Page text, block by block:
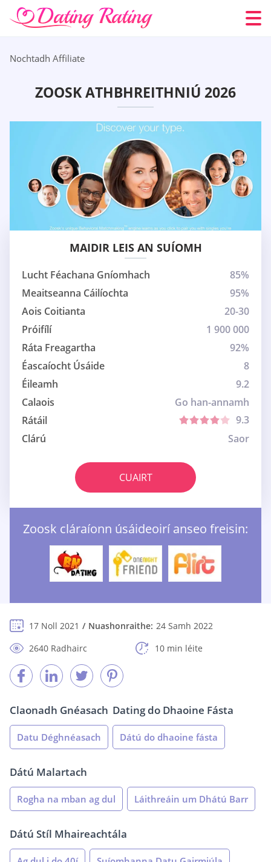
Nochtadh Affiliate
ZOOSK ATHBHREITHNIÚ 2026
MAIDIR LEIS AN SUÍOMH
Lucht Féachana Gníomhach
85%
Meaitseanna Cáilíochta
95%
Aois Coitianta
20-30
Próifílí
1 900 000
Ráta Freagartha
92%
Éascaíocht Úsáide
8
Éileamh
9.2
Calaois
Go han-annamh
Rátáil
9.3
Clárú
Saor
CUAIRT
Zoosk cláraíonn úsáideoirí anseo freisin:
17 Noll 2021 Nuashonraithe: 24 Samh 2022
2640 Radhairc
10 min léite
Claonadh Gnéasach
Datu Déghnéasach
Dating do Dhaoine Fásta
Dátú do dhaoine fásta
Dátú Malartach
Rogha na mban ag dul Láithreáin um Dhátú Barr
Dátú Stíl Mhaireachtála